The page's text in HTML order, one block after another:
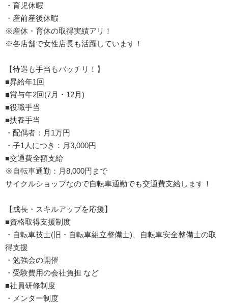
・育児休暇
・産前産後休暇
※産休・育休の取得実績アリ！
※各店舗で女性店長も活躍しています！
【待遇も手当もバッチリ！】
■昇給年1回
■賞与年2回(7月・12月)
■役職手当
■扶養手当
・配偶者：月1万円
・子1人につき：月3,000円
■交通費全額支給
※自転車通勤：月8,000円まで
サイクルショップなので自転車通勤でも交通費支給します！
【成長・スキルアップを応援】
■資格取得支援制度
・自転車技士(旧・自転車組立整備士)、自転車安全整備士の取
得支援
・勉強会の開催
・受験費用の会社負担 など
■社員研修制度
・メンター制度